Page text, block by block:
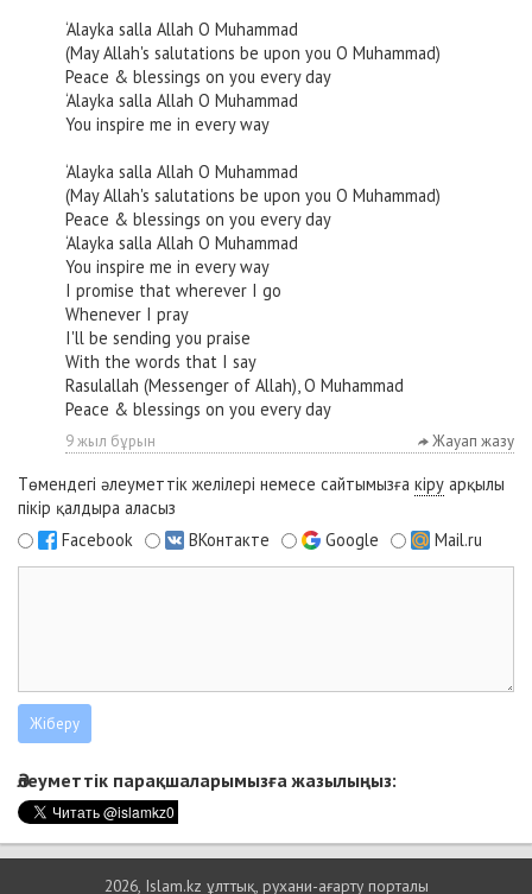
‘Alayka salla Allah O Muhammad
(May Allah's salutations be upon you O Muhammad)
Peace & blessings on you every day
‘Alayka salla Allah O Muhammad
You inspire me in every way
‘Alayka salla Allah O Muhammad
(May Allah's salutations be upon you O Muhammad)
Peace & blessings on you every day
‘Alayka salla Allah O Muhammad
You inspire me in every way
I promise that wherever I go
Whenever I pray
I'll be sending you praise
With the words that I say
Rasulallah (Messenger of Allah), O Muhammad
Peace & blessings on you every day
9 жыл бұрын Жауап жазу
Төмендегі әлеуметтік желілері немесе сайтымызға кіру арқылы
пікір қалдыра аласыз
Facebook
ВКонтакте Google Mail.ru
Әлеуметтік парақшаларымызға жазылыңыз:
2026, Islam.kz ұлттық, рухани-ағарту порталы